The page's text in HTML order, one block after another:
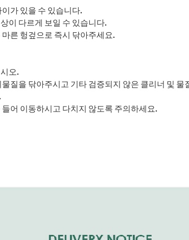
가 있을 수 있습니다.
이 다르게 보일 수 있습니다.
른 헝겊으로 즉시 닦아주세요.
오.
질을 닦아주시고 기타 검증되지 않은 클리너 및 물
어 이동하시고 다치지 않도록 주의하세요.